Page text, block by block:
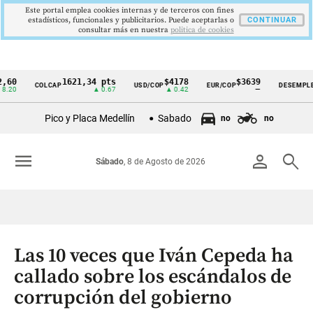
Cintillo
Colombia
COLCAP1621,34 pts USD/COP$4178
▲ 0.42
EUR/COP$3639 DESEMPLEO9,9
▼
Pico y Placa Medellín Sabado no no
person search
Sábado, 8 de Agosto de 2026
menu
Las 10 veces que Iván Cepeda ha
callado sobre los escándalos de
corrupción del gobierno
Este portal emplea cookies internas y de terceros con fines
estadísticos, funcionales y publicitarios. Puede aceptarlas o
consultar más en nuestra politica de cookies
CONTINUAR